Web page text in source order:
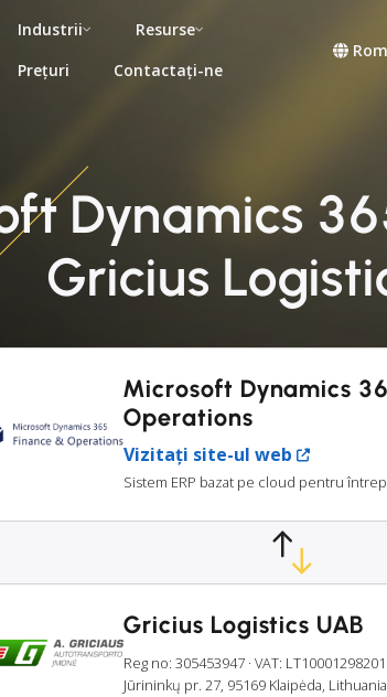
Industrii
Resurse
Prețuri
Contactați-ne
Dynamics
Gricius
Microsoft Dynamics
Operations
Vizitați site-ul web
Sistem ERP bazat pe cloud pentru
Gricius Logistics UAB
Reg no: 305453947 · VAT:
Jūrininkų pr. 27, 95169 Klaipėda, Lithuania